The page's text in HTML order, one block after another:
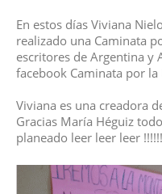
En estos días Viviana
realizado una Caminata
escritores de Argentina y
facebook Caminata por
Viviana es una creadora
Gracias María Héguiz
planeado leer leer leer